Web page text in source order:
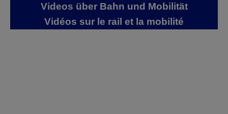
Videos über Bahn und Mobilität
Vidéos sur le rail et la mobilité